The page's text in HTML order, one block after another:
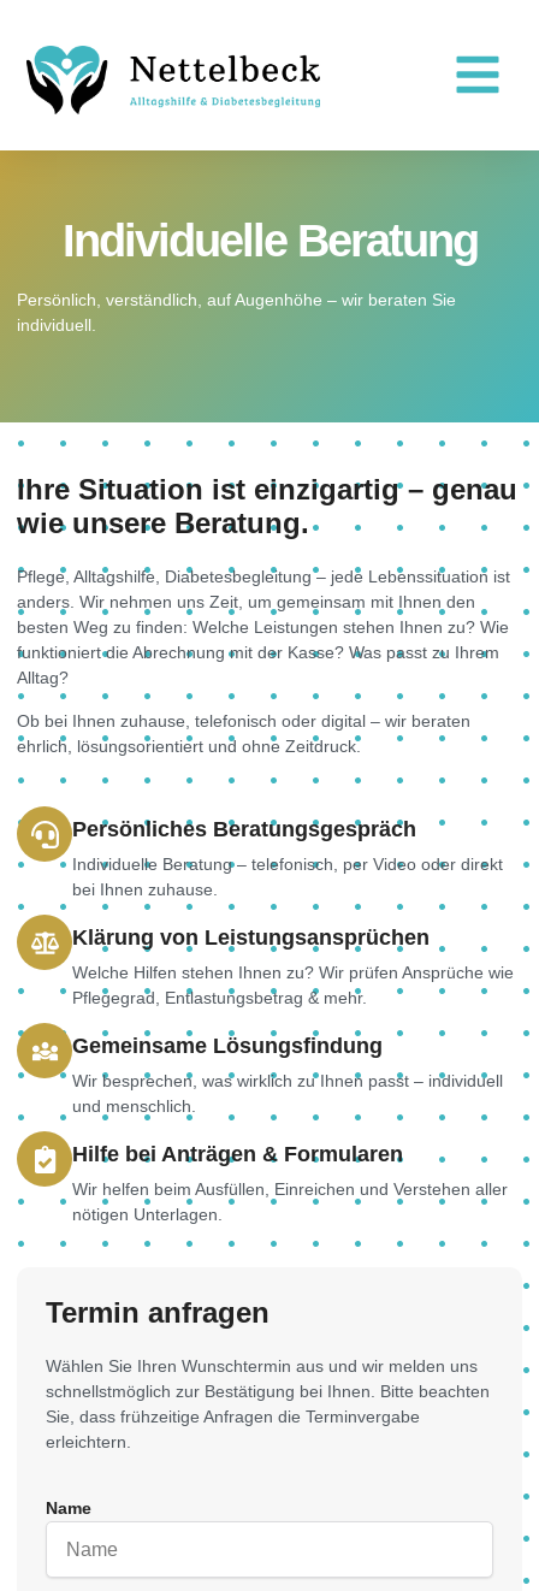
Individuelle Beratung
Persönlich, verständlich, auf Augenhöhe – wir beraten Sie
individuell.
Ihre Situation ist einzigartig – genau
wie unsere Beratung.
Pflege, Alltagshilfe, Diabetesbegleitung – jede Lebenssituation ist
anders. Wir nehmen uns Zeit, um gemeinsam mit Ihnen den
besten Weg zu finden: Welche Leistungen stehen Ihnen zu? Wie
funktioniert die Abrechnung mit der Kasse? Was passt zu Ihrem
Alltag?
Ob bei Ihnen zuhause, telefonisch oder digital – wir beraten
ehrlich, lösungsorientiert und ohne Zeitdruck.
Persönliches Beratungsgespräch
Individuelle Beratung – telefonisch, per Video oder direkt
bei Ihnen zuhause.
Klärung von Leistungsansprüchen
Welche Hilfen stehen Ihnen zu? Wir prüfen Ansprüche wie
Pflegegrad, Entlastungsbetrag & mehr.
Gemeinsame Lösungsfindung
Wir besprechen, was wirklich zu Ihnen passt – individuell
und menschlich.
Hilfe bei Anträgen & Formularen
Wir helfen beim Ausfüllen, Einreichen und Verstehen aller
nötigen Unterlagen.
Termin anfragen
Wählen Sie Ihren Wunschtermin aus und wir melden uns
schnellstmöglich zur Bestätigung bei Ihnen. Bitte beachten
Sie, dass frühzeitige Anfragen die Terminvergabe
erleichtern.
Name